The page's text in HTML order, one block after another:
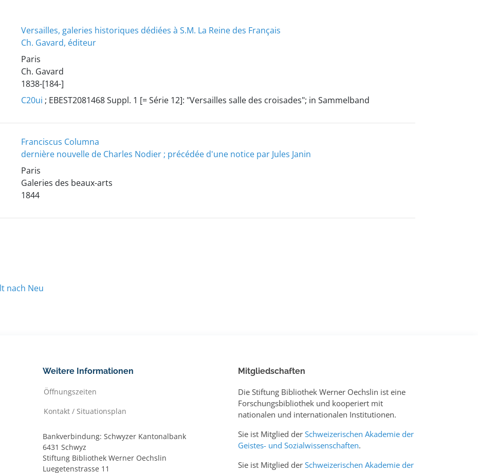
Versailles, galeries historiques dédiées à S.M. La Reine des Français
Ch. Gavard, éditeur
Paris
Ch. Gavard
1838-[184-]
C20ui ; EBEST2081468 Suppl. 1 [= Série 12]: "Versailles salle des croisades"; in Sammelband
Franciscus Columna
dernière nouvelle de Charles Nodier ; précédée d'une notice par Jules Janin
Paris
Galeries des beaux-arts
1844
nach Neu
Weitere Informationen
Öffnungszeiten
Kontakt / Situationsplan
Bankverbindung: Schwyzer Kantonalbank
6431 Schwyz
Stiftung Bibliothek Werner Oechslin
Luegetenstrasse 11
Mitgliedschaften
Die Stiftung Bibliothek Werner Oechslin ist eine
Forschungsbibliothek und kooperiert mit
nationalen und internationalen Institutionen.
Sie ist Mitglied der Schweizerischen Akademie der
Geistes- und Sozialwissenschaften.
Sie ist Mitglied der Schweizerischen Akademie der